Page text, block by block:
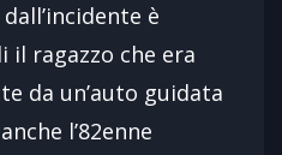
è
il ragazzo che era
da un’auto guidata
l’82enne